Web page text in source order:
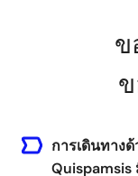
การเดินทาง
Quispamsis